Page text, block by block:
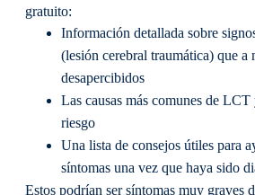
gratuito:
Información detallada sobre
(lesión cerebral traumática) que a
desapercibidos
Las causas más comunes de
riesgo
Una lista de consejos útiles para
síntomas una vez que haya sido
Estos podrían ser síntomas muy graves